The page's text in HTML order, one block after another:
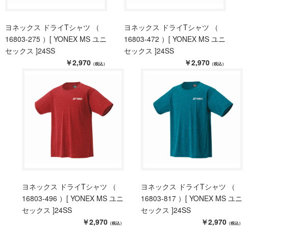
ヨネックス ドライTシャツ （
16803-275 ）[ YONEX MS ユニ
セックス ]24SS
￥2,970 （税込）
ヨネックス ドライTシャツ （
16803-472 ）[ YONEX MS ユニ
セックス ]24SS
￥2,970 （税込）
ヨネックス ドライTシャツ （
16803-496 ）[ YONEX MS ユニ
セックス ]24SS
￥2,970 （税込）
ヨネックス ドライTシャツ （
16803-817 ）[ YONEX MS ユニ
セックス ]24SS
￥2,970 （税込）